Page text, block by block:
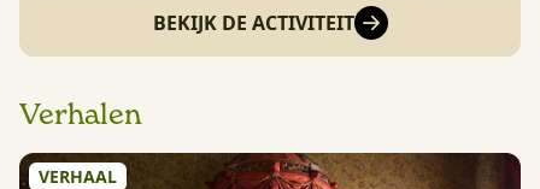
BEKIJK DE ACTIVITEIT
Verhalen
VERHAAL